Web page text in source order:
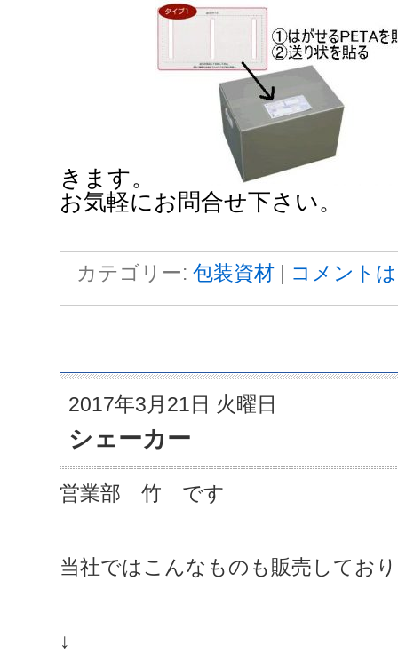
きます。
お気軽にお問合せ下さい。
カテゴリー: 包装資材 コメント
2017年3月21日 火曜日
シェーカー
営業部 竹 です
当社ではこんなものも販売してお
↓